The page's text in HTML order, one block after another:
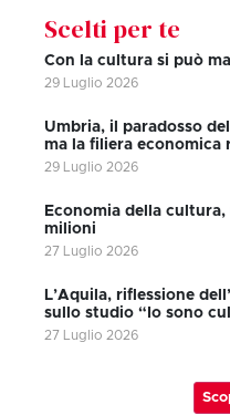
Scelti per te
Con la cultura si può
29 Luglio 2026
Umbria, il paradosso
ma la filiera economica
29 Luglio 2026
Economia della cultura,
milioni
27 Luglio 2026
L’Aquila, riflessione
sullo studio “Io sono
27 Luglio 2026